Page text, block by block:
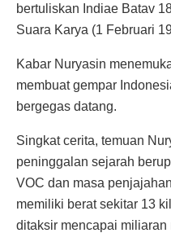
bertuliskan Indiae Batav
Suara Karya (1 Februari
Kabar Nuryasin
membuat gempar
bergegas datang.
Singkat cerita, temuan
peninggalan sejarah
VOC dan masa
memiliki berat sekitar 13
ditaksir mencapai miliaran